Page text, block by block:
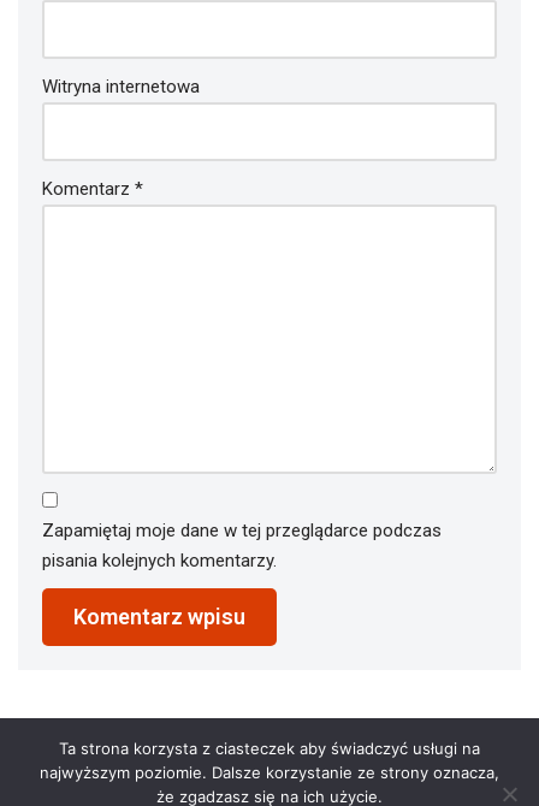
Witryna internetowa
Komentarz *
Zapamiętaj moje dane w tej przeglądarce podczas
pisania kolejnych komentarzy.
Ta strona korzysta z ciasteczek aby świadczyć usługi na
najwyższym poziomie. Dalsze korzystanie ze strony oznacza,
że zgadzasz się na ich użycie.